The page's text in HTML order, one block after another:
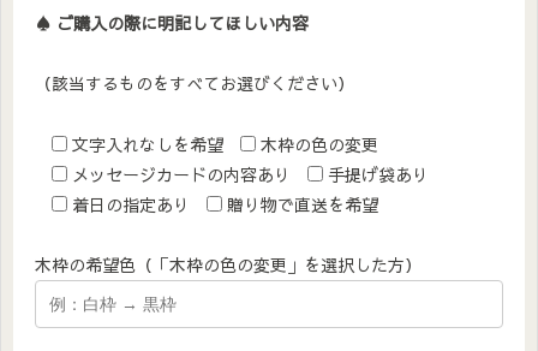
♠︎ ご購入の際に明記してほしい内容
（該当するものをすべてお選びください）
文字入れなしを希望
木枠の色の変更
メッセージカードの内容あり
手提げ袋あり
着日の指定あり
贈り物で直送を希望
木枠の希望色（「木枠の色の変更」を選択した方）